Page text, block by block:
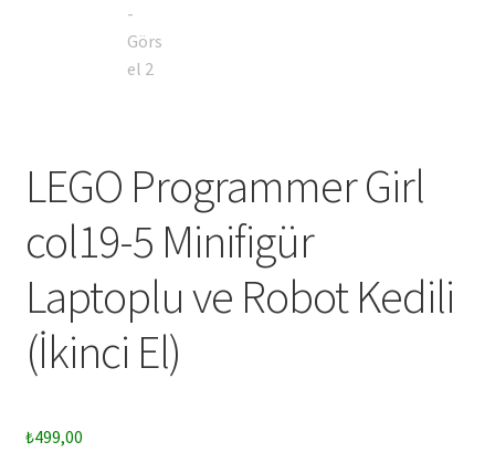
LEGO Programmer Girl
col19-5 Minifigür
Laptoplu ve Robot Kedili
(İkinci El)
₺499,00